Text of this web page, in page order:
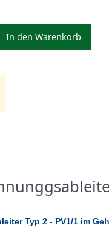
In den Warenkorb
Typ 2 - PV1/1 im